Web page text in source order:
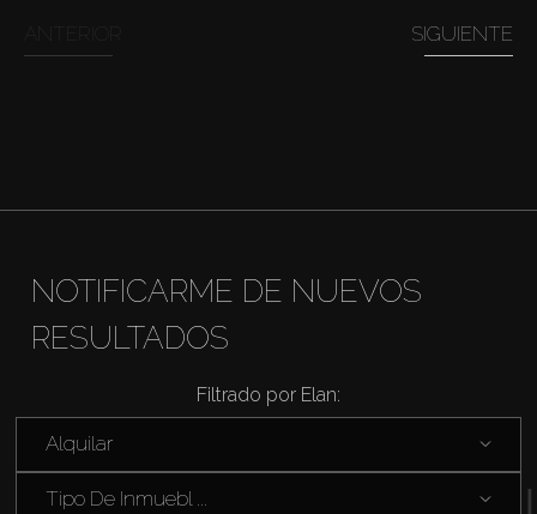
SIGUIENTE
NOTIFICARME DE NUEVOS
RESULTADOS
Filtrado por Elan:
Alquilar
Tipo De Inmuebl ...